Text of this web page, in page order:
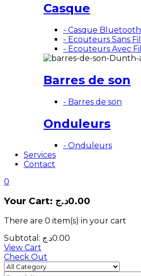
Casque
- Casque Bluetooth
- Ecouteurs Sans Fil
- Ecouteurs Avec Fil
Barres de son
- Barres de son
Onduleurs
- Onduleurs
Services
Contact
0
Your Cart: 0.00د.ج
There are 0 item(s) in your cart
Subtotal:
0.00د.ج
View Cart
Check Out